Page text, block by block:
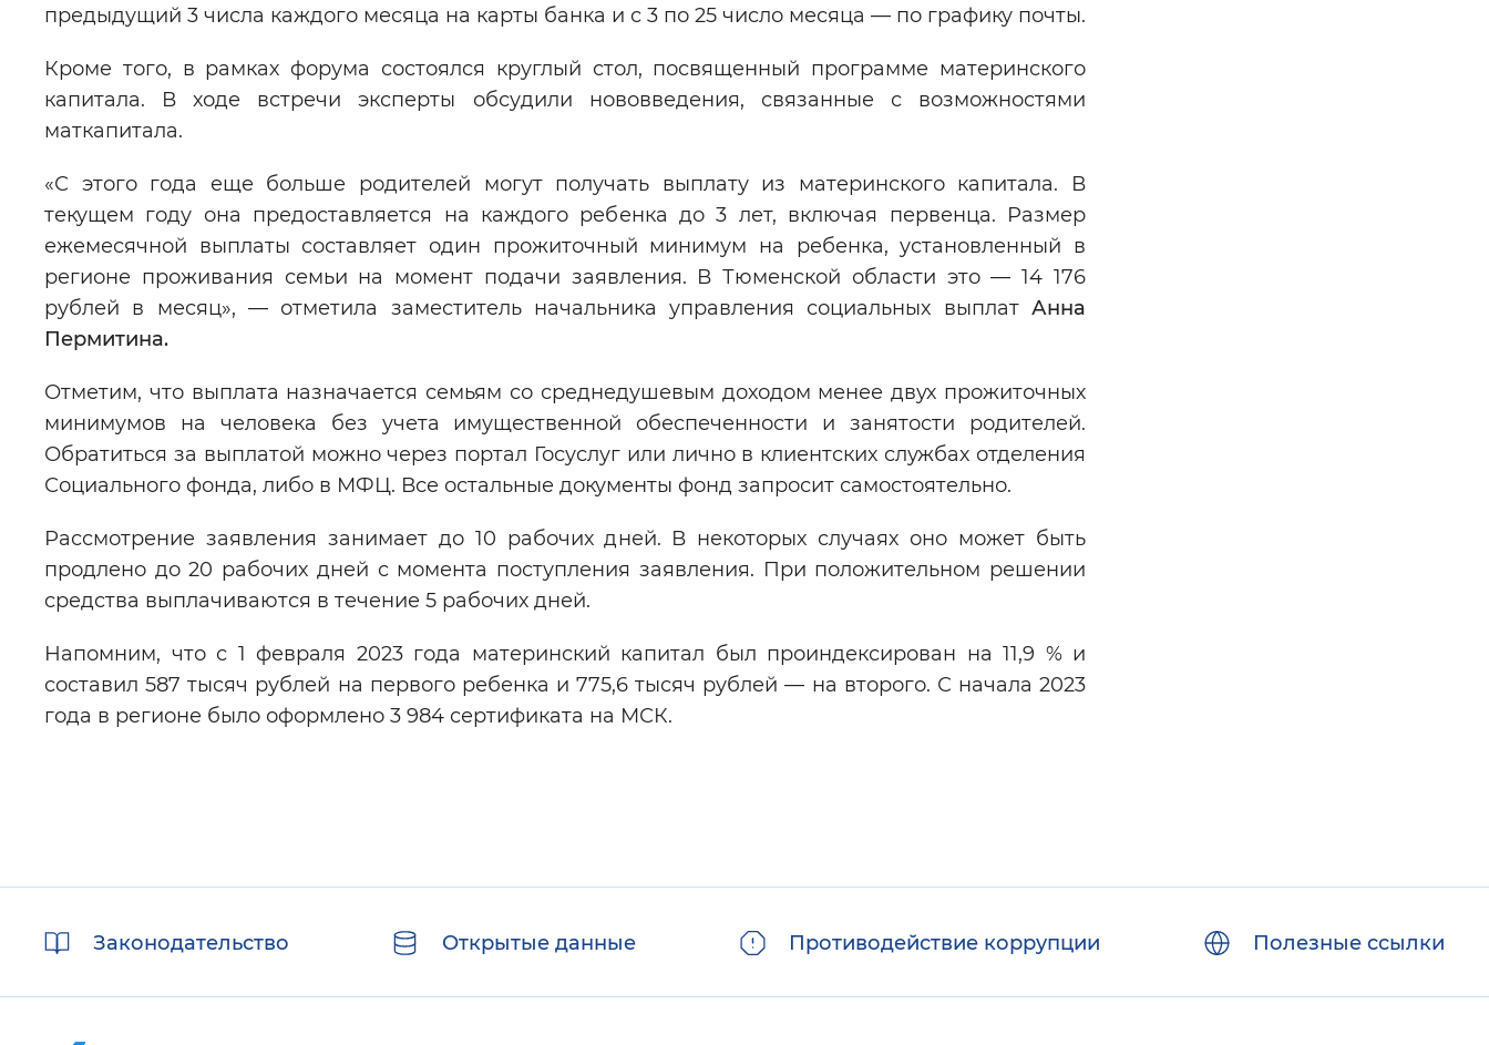
предыдущий 3 числа каждого месяца на карты банка и с 3 по 25 число месяца — по графику почты.
Кроме того, в рамках форума состоялся круглый стол, посвященный программе материнского
капитала. В ходе встречи эксперты обсудили нововведения, связанные с возможностями
маткапитала.
«С этого года еще больше родителей могут получать выплату из материнского капитала. В
текущем году она предоставляется на каждого ребенка до 3 лет, включая первенца. Размер
ежемесячной выплаты составляет один прожиточный минимум на ребенка, установленный в
регионе проживания семьи на момент подачи заявления. В Тюменской области это — 14 176
рублей в месяц», — отметила заместитель начальника управления социальных выплат Анна
Пермитина.
Отметим, что выплата назначается семьям со среднедушевым доходом менее двух прожиточных
минимумов на человека без учета имущественной обеспеченности и занятости родителей.
Обратиться за выплатой можно через портал Госуслуг или лично в клиентских службах отделения
Социального фонда, либо в МФЦ. Все остальные документы фонд запросит самостоятельно.
Рассмотрение заявления занимает до 10 рабочих дней. В некоторых случаях оно может быть
продлено до 20 рабочих дней с момента поступления заявления. При положительном решении
средства выплачиваются в течение 5 рабочих дней.
Напомним, что с 1 февраля 2023 года материнский капитал был проиндексирован на 11,9 % и
составил 587 тысяч рублей на первого ребенка и 775,6 тысяч рублей — на второго. С начала 2023
года в регионе было оформлено 3 984 сертификата на МСК.
ссылкиЗаконодательство Открытые данные Противодействие коррупции Полезные ссылки